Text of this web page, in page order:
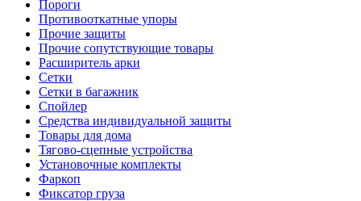
Пороги
Противооткатные упоры
Прочие защиты
Прочие сопутствующие товары
Расширитель арки
Сетки
Сетки в багажник
Спойлер
Средства индивидуальной защиты
Товары для дома
Тягово-сцепные устройства
Установочные комплекты
Фаркоп
Фиксатор груза